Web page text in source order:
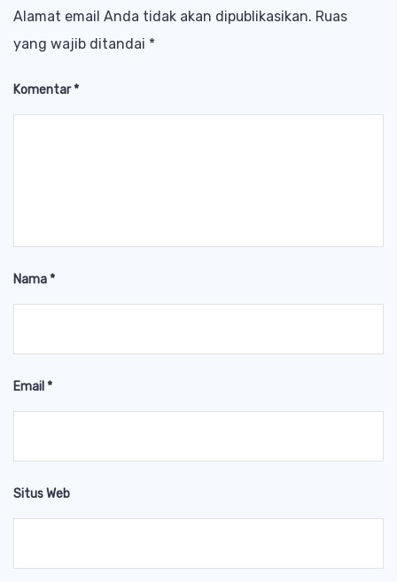
Alamat email Anda tidak akan dipublikasikan. Ruas
yang wajib ditandai *
Komentar*
Nama*
Email*
Situs Web